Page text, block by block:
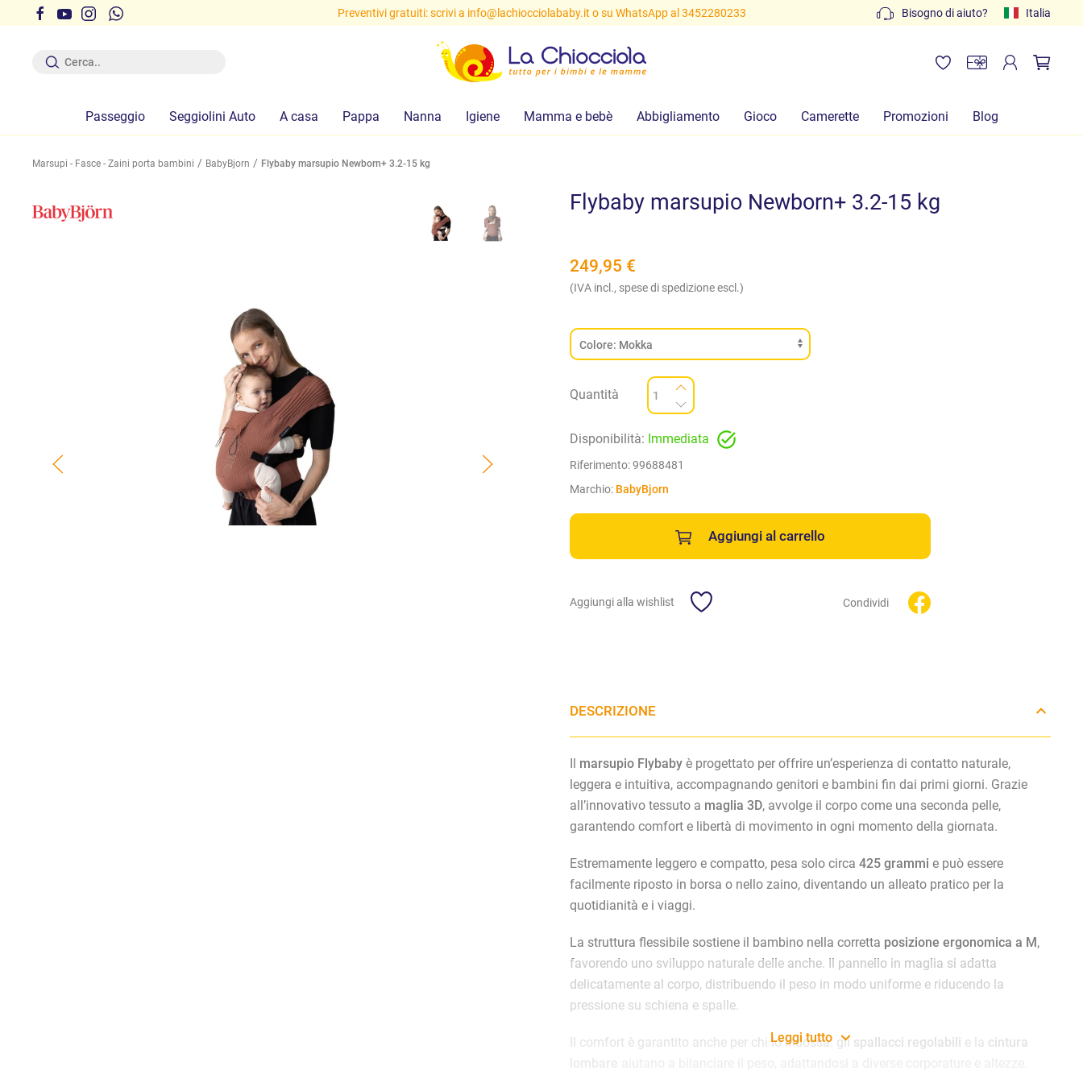
gratuite sopra i 29,90 euro! Preventivi gratuiti: scrivi a info@lachiocciolababy.it o su WhatsApp al 3452280233 Bisogno di aiuto? Italia
Passeggio Seggiolini Auto A casa Pappa Nanna Igiene Mamma e bebè Abbigliamento Gioco Camerette Promozioni Blog
Marsupi - Fasce - Zaini porta bambini BabyBjorn Flybaby marsupio Newborn+ 3.2-15 kg
Flybaby marsupio Newborn+ 3.2-15 kg
249,95 €
(IVA incl., spese di spedizione escl.)
Quantità
Disponibilità: Immediata
Riferimento:99688481
Marchio: BabyBjorn
Aggiungi al carrello
Aggiungi alla wishlist Condividi
DESCRIZIONE
marsupio Flybaby è progettato per offrire un’esperienza di contatto naturale,
leggera e intuitiva, accompagnando genitori e bambini fin dai primi giorni. Grazie
all’innovativo tessuto a maglia 3D, avvolge il corpo come una seconda pelle,
garantendo comfort e libertà di movimento in ogni momento della giornata.
Estremamente leggero e compatto, pesa solo circa 425 grammi e può essere
facilmente riposto in borsa o nello zaino, diventando un alleato pratico per la
quotidianità e i viaggi.
La struttura flessibile sostiene il bambino nella corretta posizione ergonomica a M ,
favorendo uno sviluppo naturale delle anche. Il pannello in maglia si adatta
delicatamente al corpo, distribuendo il peso in modo uniforme e riducendo la
pressione su schiena e spalle.
Il comfort è garantito anche per chi lo indossa: gli spallacci regolabili e la cintura
Leggi tutto